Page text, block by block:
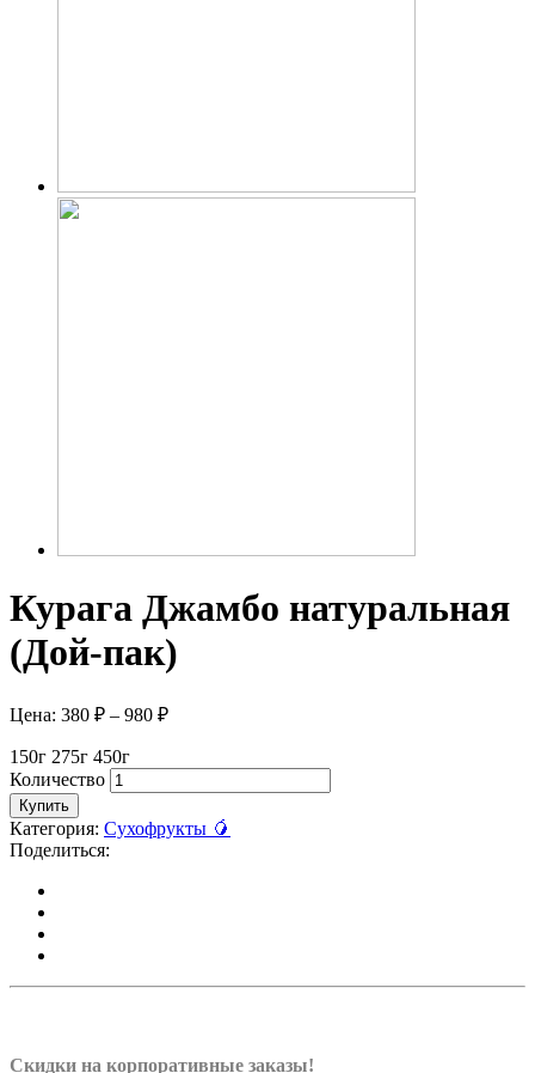
Курага Джамбо натуральная
(Дой-пак)
Цена: 380 ₽ – 980 ₽
150г 275г 450г
Количество
Купить
Категория: Сухофрукты 🥭
Поделиться:
Скидки на корпоративные заказы!